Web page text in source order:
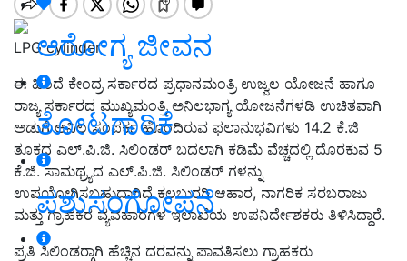
ಆರೋಗ್ಯ ಜೀವನ
ತೋಟಗಾರಿಕೆ
ಪಶುಸಂಗೋಪನೆ
LPG cylinder
ಈ ಹಿಂದೆ ಕೇಂದ್ರ ಸರ್ಕಾರದ ಪ್ರಧಾನಮಂತ್ರಿ ಉಜ್ವಲ ಯೋಜನೆ ಹಾಗೂ
ರಾಜ್ಯ ಸರ್ಕಾರದ ಮುಖ್ಯಮಂತ್ರಿ ಅನಿಲಭಾಗ್ಯ ಯೋಜನೆಗಳಡಿ ಉಚಿತವಾಗಿ
ಅಡುಗೆ ಅನಿಲ ಸಂಪರ್ಕ ಹೊಂದಿರುವ ಫಲಾನುಭವಿಗಳು 14.2 ಕೆ.ಜಿ
ತೂಕದ ಎಲ್.ಪಿ.ಜಿ. ಸಿಲಿಂಡರ್ ಬದಲಾಗಿ ಕಡಿಮೆ ವೆಚ್ಚದಲ್ಲಿ ದೊರಕುವ 5
ಕೆ.ಜಿ. ಸಾಮಥ್ರ್ಯದ ಎಲ್.ಪಿ.ಜಿ. ಸಿಲಿಂಡರ್‍ ಗಳನ್ನು
ಉಪಯೋಗಿಸಬಹುದಾಗಿದೆ ಕಲಬುರಗಿ ಆಹಾರ, ನಾಗರಿಕ ಸರಬರಾಜು
ಮತ್ತು ಗ್ರಾಹಕರ ವ್ಯವಹಾರಗಳ ಇಲಾಖೆಯ ಉಪನಿರ್ದೇಶಕರು ತಿಳಿಸಿದ್ದಾರೆ.
ಪ್ರತಿ ಸಿಲಿಂಡರ್‍ಗಾಗಿ ಹೆಚ್ಚಿನ ದರವನ್ನು ಪಾವತಿಸಲು ಗ್ರಾಹಕರು